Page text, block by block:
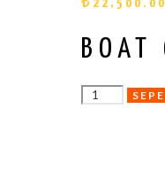
₺ 22,500.00
BOAT
BOAT
CORNHOLE